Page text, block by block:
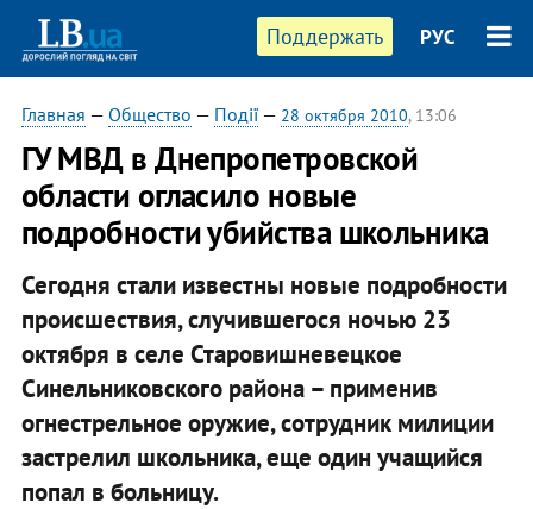
Поддержать РУС
Главная — Общество — Події— 28 октября 2010, 13:06
ГУ МВД в Днепропетровской
области огласило новые
подробности убийства школьника
Сегодня стали известны новые подробности
происшествия, случившегося ночью 23
октября в селе Старовишневецкое
Синельниковского района – применив
огнестрельное оружие, сотрудник милиции
застрелил школьника, еще один учащийся
попал в больницу.​